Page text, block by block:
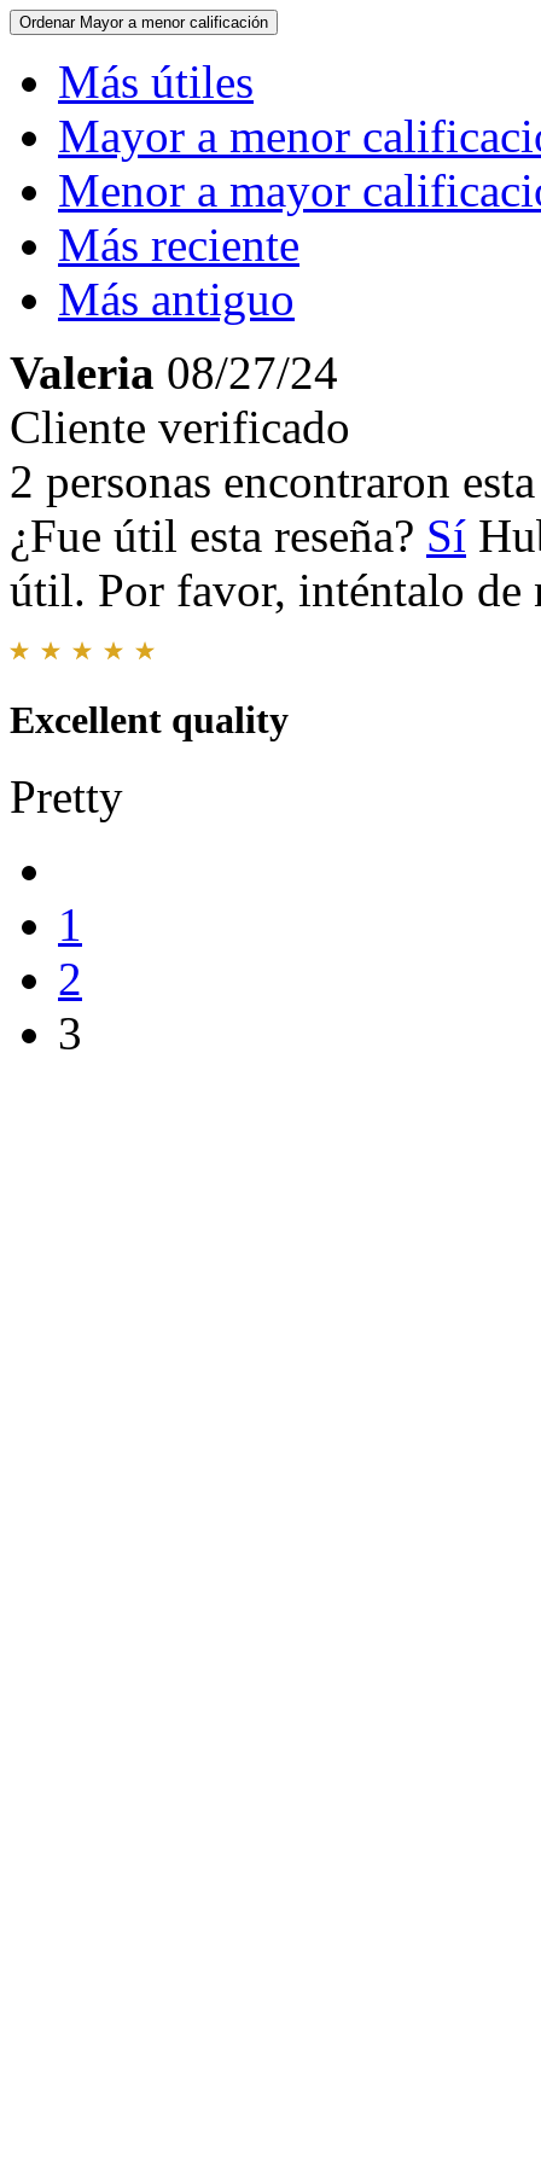
Ordenar Mayor a menor calificación
Más útiles
Mayor a menor
Menor a mayor
Más reciente
Más antiguo
Valeria 08/27/24
Cliente verificado
2 personas encontraron
¿Fue útil esta reseña? Sí
útil. Por favor, inténtalo de
Excellent quality
Pretty
1
2
3